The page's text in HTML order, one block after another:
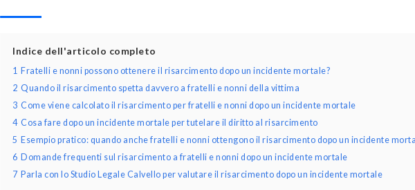
Indice dell'articolo completo
1 Fratelli e nonni possono ottenere il risarcimento dopo un incidente mortale?
2 Quando il risarcimento spetta davvero a fratelli e nonni della vittima
3 Come viene calcolato il risarcimento per fratelli e nonni dopo un incidente mortale
4 Cosa fare dopo un incidente mortale per tutelare il diritto al risarcimento
5 Esempio pratico: quando anche fratelli e nonni ottengono il risarcimento dopo un incidente
6 Domande frequenti sul risarcimento a fratelli e nonni dopo un incidente mortale
7 Parla con lo Studio Legale Calvello per valutare il risarcimento dopo un incidente mortale